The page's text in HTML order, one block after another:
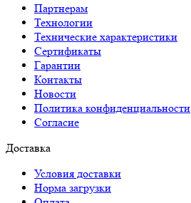
Партнерам
Технологии
Технические характеристики
Сертификаты
Гарантии
Контакты
Новости
Политика конфиденциальности
Согласие
Доставка
Условия доставки
Норма загрузки